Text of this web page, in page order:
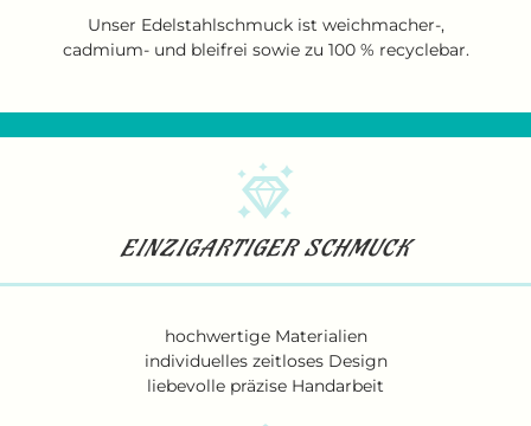
Unser Edelstahlschmuck ist weichmacher-,
cadmium- und bleifrei sowie zu 100 % recyclebar.
EINZIGARTIGER SCHMUCK
hochwertige Materialien
individuelles zeitloses Design
liebevolle präzise Handarbeit